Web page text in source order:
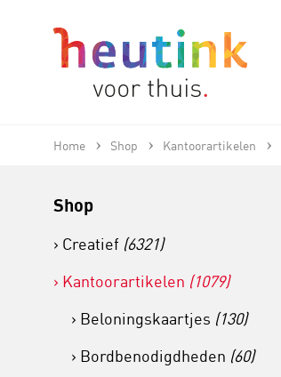
Home Shop Kantoorartikelen
Shop
Creatief (6321)
Kantoorartikelen (1079)
Beloningskaartjes (130)
Bordbenodigdheden (60)